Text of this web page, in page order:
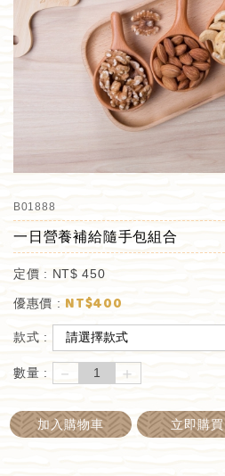
B01888
一日營養補給隨手包組合
定價 : NT$ 450
優惠價 : NT$400
款式 :
數量 : － ＋
加入購物車 立即購買